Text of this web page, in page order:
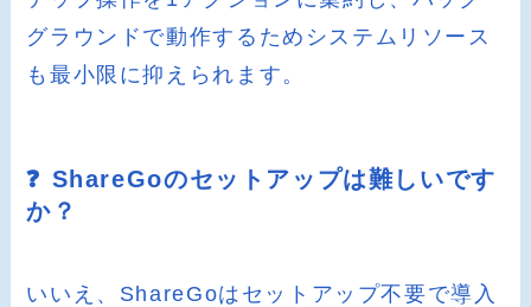
グラウンドで動作するためシステムリソース
も最小限に抑えられます。
❓ ShareGoのセットアップは難しいです
か？
いいえ、ShareGoはセットアップ不要で導入